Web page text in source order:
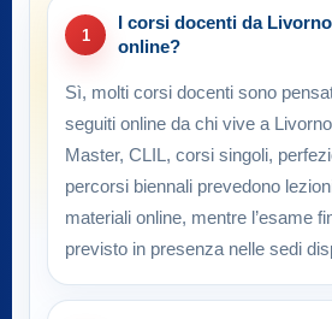
1
I corsi docenti da
online?
Sì, molti corsi docenti sono
seguiti online da chi vive a
Master, CLIL, corsi singoli,
percorsi biennali prevedono
materiali online, mentre l’esame
previsto in presenza nelle sedi